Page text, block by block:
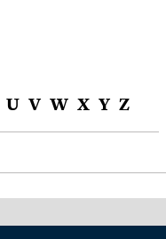
U V W X Y Z